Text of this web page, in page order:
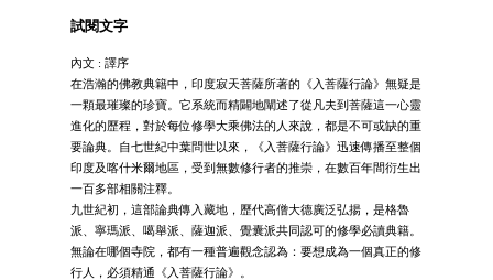
試閱文字
內文 : 譯序
在浩瀚的佛教典籍中，印度寂天菩薩所著的《入菩薩行論》無疑是
一顆最璀璨的珍寶。它系統而精闢地闡述了從凡夫到菩薩這一心靈
進化的歷程，對於每位修學大乘佛法的人來說，都是不可或缺的重
要論典。自七世紀中葉問世以來，《入菩薩行論》迅速傳播至整個
印度及喀什米爾地區，受到無數修行者的推崇，在數百年間衍生出
一百多部相關注釋。
九世紀初，這部論典傳入藏地，歷代高僧大德廣泛弘揚，是格魯
派、寧瑪派、噶舉派、薩迦派、覺囊派共同認可的修學必讀典籍。
無論在哪個寺院，都有一種普遍觀念認為：要想成為一個真正的修
行人，必須精通《入菩薩行論》。